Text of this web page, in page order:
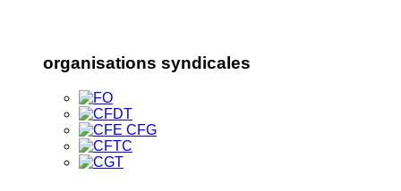
organisations syndicales